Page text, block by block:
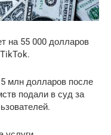
на 55 000 долларов